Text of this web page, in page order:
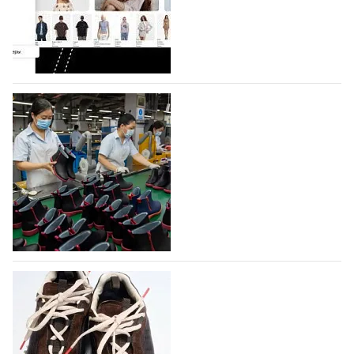
Гуанчжоу, столице моды Китая, является
профессиональной обувной компанией,
объединяющей разработку, производство и…
07.08.2026 651
На платформе Lamoda - новый раздел и
условия продвижения локальных
дизайнерских марок
Российский маркетплейс Lamoda решил обновить
раздел для продажи продукции локальных
дизайнерских марок одежды, обуви и аксессуаров.
Бренды также получат маркетинговую…
06.08.2026 832
Объем мирового производства обуви в
2025 году практически не увеличился
В 2025 году мировое производство обуви